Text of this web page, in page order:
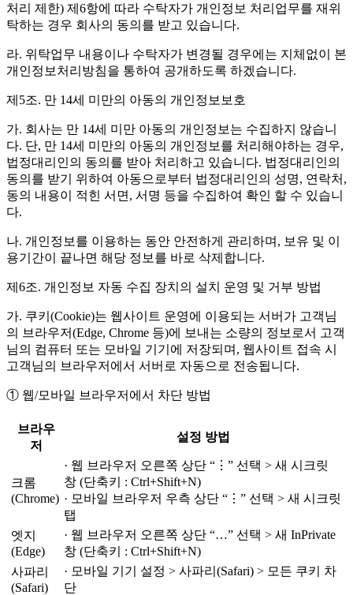
처리 제한) 제6항에 따라 수탁자가 개인정보 처리업무를 재위
탁하는 경우 회사의 동의를 받고 있습니다.
라. 위탁업무 내용이나 수탁자가 변경될 경우에는 지체없이 본
개인정보처리방침을 통하여 공개하도록 하겠습니다.
제5조. 만 14세 미만의 아동의 개인정보보호
가. 회사는 만 14세 미만 아동의 개인정보는 수집하지 않습니
다. 단, 만 14세 미만의 아동의 개인정보를 처리해야하는 경우,
법정대리인의 동의를 받아 처리하고 있습니다. 법정대리인의
동의를 받기 위하여 아동으로부터 법정대리인의 성명, 연락처,
동의 내용이 적힌 서면, 서명 등을 수집하여 확인 할 수 있습니
다.
나. 개인정보를 이용하는 동안 안전하게 관리하며, 보유 및 이
용기간이 끝나면 해당 정보를 바로 삭제합니다.
제6조. 개인정보 자동 수집 장치의 설치 운영 및 거부 방법
가. 쿠키(Cookie)는 웹사이트 운영에 이용되는 서버가 고객님
의 브라우저(Edge, Chrome 등)에 보내는 소량의 정보로서 고객
님의 컴퓨터 또는 모바일 기기에 저장되며, 웹사이트 접속 시
고객님의 브라우저에서 서버로 자동으로 전송됩니다.
① 웹/모바일 브라우저에서 차단 방법
브라우
저
설정 방법
크롬
(Chrome)
· 웹 브라우저 오른쪽 상단 “⋮” 선택 > 새 시크릿
창 (단축키 : Ctrl+Shift+N)
· 모바일 브라우저 우측 상단 “⋮” 선택 > 새 시크릿
탭
엣지
(Edge)
· 웹 브라우저 오른쪽 상단 “…” 선택 > 새 InPrivate
창 (단축키 : Ctrl+Shift+N)
사파리
(Safari)
· 모바일 기기 설정 > 사파리(Safari) > 모든 쿠키 차
단